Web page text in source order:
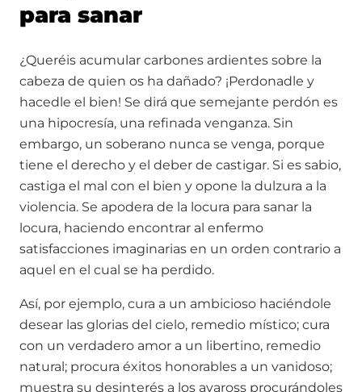
para sanar
¿Queréis acumular carbones ardientes sobre la
cabeza de quien os ha dañado? ¡Perdonadle y
hacedle el bien! Se dirá que semejante perdón es
una hipocresía, una refinada venganza. Sin
embargo, un soberano nunca se venga, porque
tiene el derecho y el deber de castigar. Si es sabio,
castiga el mal con el bien y opone la dulzura a la
violencia. Se apodera de la locura para sanar la
locura, haciendo encontrar al enfermo
satisfacciones imaginarias en un orden contrario a
aquel en el cual se ha perdido.
Así, por ejemplo, cura a un ambicioso haciéndole
desear las glorias del cielo, remedio místico; cura
con un verdadero amor a un libertino, remedio
natural; procura éxitos honorables a un vanidoso;
muestra su desinterés a los avaross procurándoles